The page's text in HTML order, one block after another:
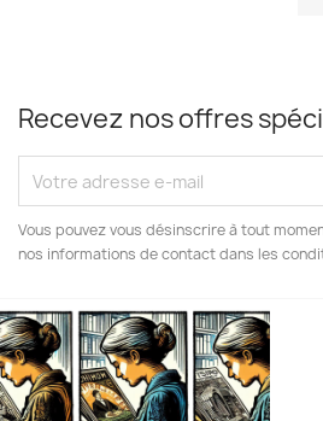
Recevez nos offres
Vous pouvez vous désinscrire à tout
nos informations de contact dans les